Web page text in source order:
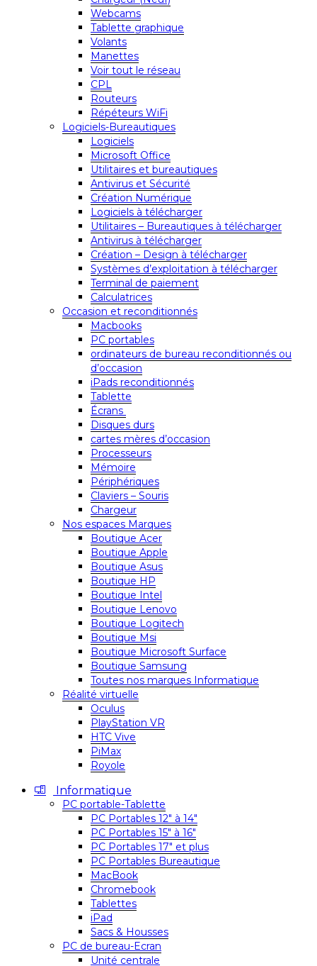
Webcams
Tablette graphique
Volants
Manettes
Voir tout le réseau
CPL
Routeurs
Répéteurs WiFi
Logiciels-Bureautiques
Logiciels
Microsoft Office
Utilitaires et bureautiques
Antivirus et Sécurité
Création Numérique
Logiciels à télécharger
Utilitaires – Bureautiques à télécharger
Antivirus à télécharger
Création – Design à télécharger
Systèmes d’exploitation à télécharger
Terminal de paiement
Calculatrices
Occasion et reconditionnés
Macbooks
PC portables
ordinateurs de bureau reconditionnés ou
d’occasion
iPads reconditionnés
Tablette
Écrans
Disques durs
cartes mères d’occasion
Processeurs
Mémoire
Périphériques
Claviers – Souris
Chargeur
Nos espaces Marques
Boutique Acer
Boutique Apple
Boutique Asus
Boutique HP
Boutique Intel
Boutique Lenovo
Boutique Logitech
Boutique Msi
Boutique Microsoft Surface
Boutique Samsung
Toutes nos marques Informatique
Réalité virtuelle
Oculus
PlayStation VR
HTC Vive
PiMax
Royole
Informatique
PC portable-Tablette
PC Portables 12″ à 14″
PC Portables 15″ à 16″
PC Portables 17″ et plus
PC Portables Bureautique
MacBook
Chromebook
Tablettes
iPad
Sacs & Housses
PC de bureau-Ecran
Unité centrale